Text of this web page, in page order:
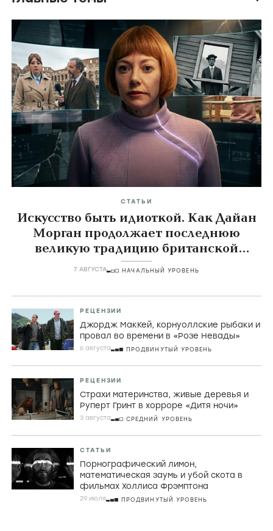
СТАТЬИ
Искусство быть идиоткой. Как Дайан
Морган продолжает последнюю
великую традицию британской
комедии
7 АВГУСТА НАЧАЛЬНЫЙ УРОВЕНЬ
РЕЦЕНЗИИ
Джордж МакКей, корнуоллские рыбаки и
провал во времени в «Розе Невады»
6 августа ПРОДВИНУТЫЙ УРОВЕНЬ
РЕЦЕНЗИИ
Страхи материнства, живые деревья и
Руперт Гринт в хорроре «Дитя ночи»
3 августа СРЕДНИЙ УРОВЕНЬ
СТАТЬИ
Порнографический лимон,
математическая заумь и убой скота в
фильмах Холлиса Фрэмптона
29 июля ПРОДВИНУТЫЙ УРОВЕНЬ